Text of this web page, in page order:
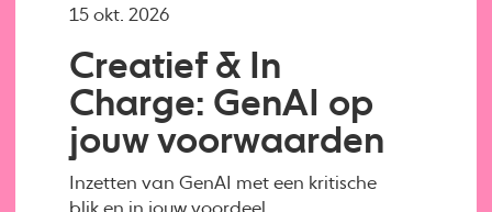
Creatief & In
Charge: GenAI op
jouw voorwaarden
Inzetten van GenAI met een kritische
15 okt. 2026